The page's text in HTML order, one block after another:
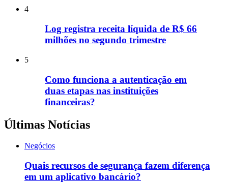
4
Log registra receita líquida de R$ 66
milhões no segundo trimestre
5
Como funciona a autenticação em
duas etapas nas instituições
financeiras?
Últimas Notícias
Negócios
Quais recursos de segurança fazem diferença
em um aplicativo bancário?